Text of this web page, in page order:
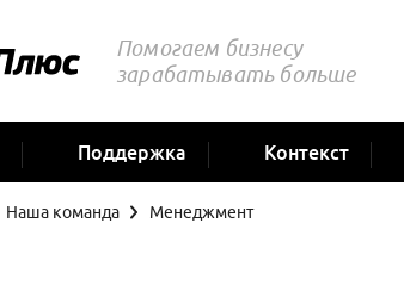
Помогаем бизнесу
зарабатывать больше
Поддержка Контекст
Наша команда Менеджмент